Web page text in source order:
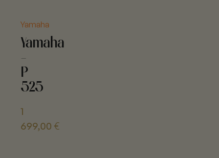
Yamaha
Yamaha
-
P
525
1
699,00 €